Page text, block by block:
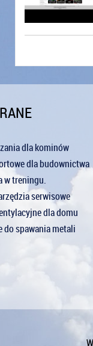
dla kominów
dla budownictwa
w treningu.
serwisowe
dla domu
do spawania metali